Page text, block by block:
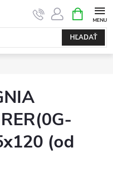
HĽADAŤ
KOŠÍK
(od